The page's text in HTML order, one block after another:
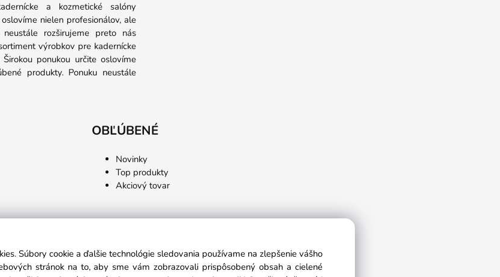
a kozmetické salóny
nielen profesionálov, ale
rozširujeme preto nás
výrobkov pre kadernícke
ponukou určite oslovíme
produkty. Ponuku neustále
OBĽÚBENÉ
Novinky
Top produkty
Akciový tovar
Súbory cookie a ďalšie technológie sledovania používame na zlepšenie vášho
stránok na to, aby sme vám zobrazovali prispôsobený obsah a cielené